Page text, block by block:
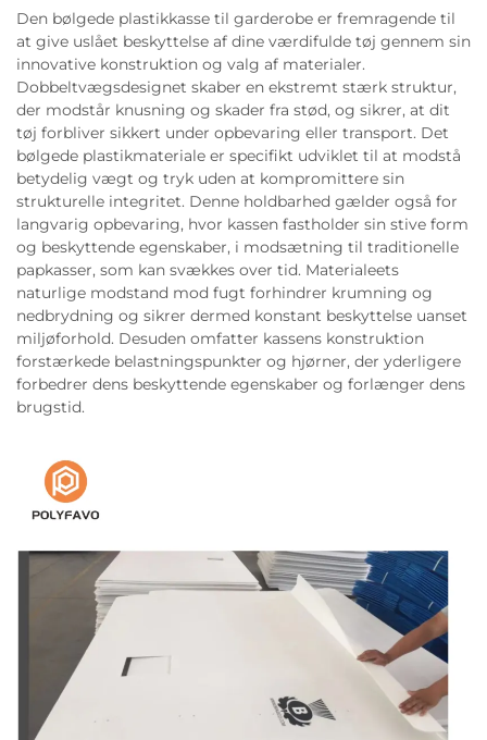
Den bølgede plastikkasse til garderobe er fremragende til
at give uslået beskyttelse af dine værdifulde tøj gennem sin
innovative konstruktion og valg af materialer.
Dobbeltvægsdesignet skaber en ekstremt stærk struktur,
der modstår knusning og skader fra stød, og sikrer, at dit
tøj forbliver sikkert under opbevaring eller transport. Det
bølgede plastikmateriale er specifikt udviklet til at modstå
betydelig vægt og tryk uden at kompromittere sin
strukturelle integritet. Denne holdbarhed gælder også for
langvarig opbevaring, hvor kassen fastholder sin stive form
og beskyttende egenskaber, i modsætning til traditionelle
papkasser, som kan svækkes over tid. Materialeets
naturlige modstand mod fugt forhindrer krumning og
nedbrydning og sikrer dermed konstant beskyttelse uanset
miljøforhold. Desuden omfatter kassens konstruktion
forstærkede belastningspunkter og hjørner, der yderligere
forbedrer dens beskyttende egenskaber og forlænger dens
brugstid.